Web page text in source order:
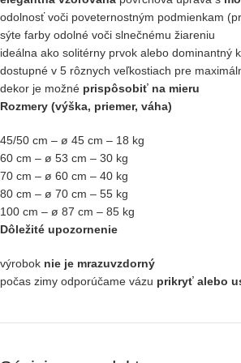
odolnosť voči poveternostným podmienkam
sýte farby odolné voči slnečnému žiareniu
ideálna ako solitérny prvok alebo dominantný
dostupné v 5 rôznych veľkostiach pre
dekor je možné prispôsobiť na mieru
Rozmery (výška, priemer, váha)
45/50 cm – ø 45 cm – 18 kg
60 cm – ø 53 cm – 30 kg
70 cm – ø 60 cm – 40 kg
80 cm – ø 70 cm – 55 kg
100 cm – ø 87 cm – 85 kg
Dôležité upozornenie
výrobok nie je mrazuvzdorný
počas zimy odporúčame vázu prikryť alebo